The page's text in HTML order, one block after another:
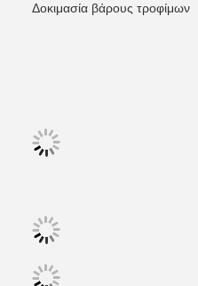
Δοκιμασία βάρους τροφίμων